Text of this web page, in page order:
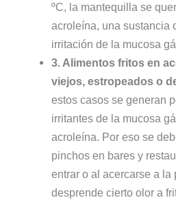
ºC, la mantequilla se
acroleína, una sustancia
irritación de la mucosa
3. Alimentos fritos en
viejos, estropeados o
estos casos se generan
irritantes de la mucosa
acroleína. Por eso se
pinchos en bares y
entrar o al acercarse a la
desprende cierto olor a